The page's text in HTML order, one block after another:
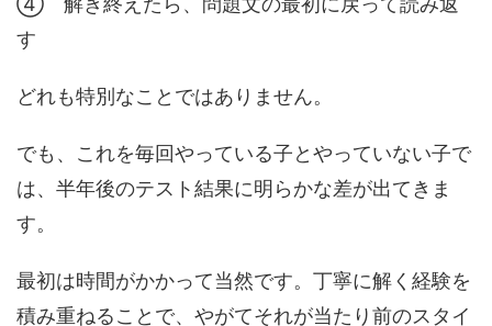
す
どれも特別なことではありません。
でも、これを毎回やっている子とやっていない子で
は、半年後のテスト結果に明らかな差が出てきま
す。
最初は時間がかかって当然です。丁寧に解く経験を
積み重ねることで、やがてそれが当たり前のスタイ